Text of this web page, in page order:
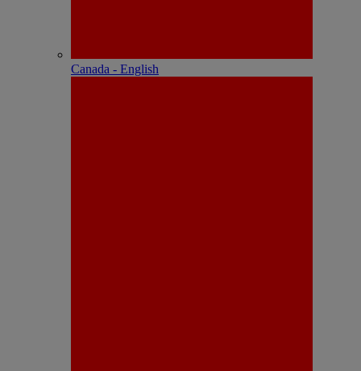
Canada - English